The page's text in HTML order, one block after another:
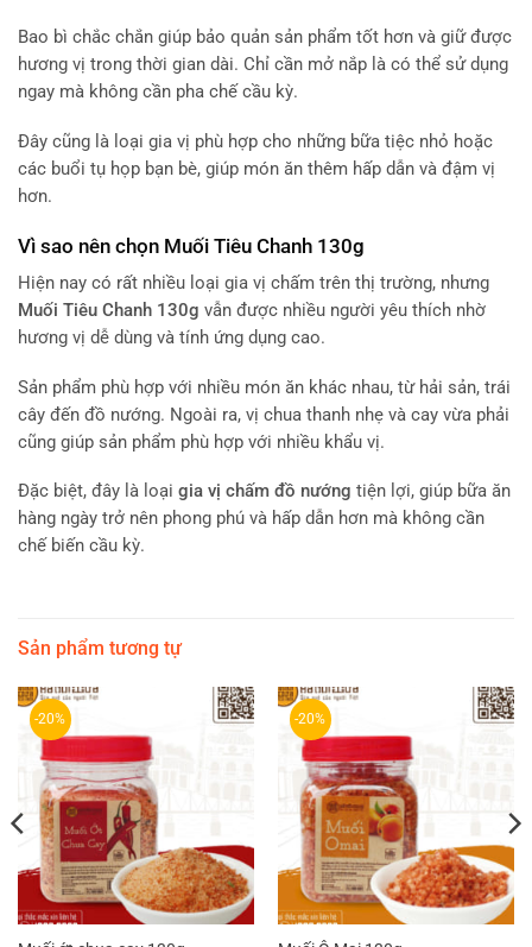
Bao bì chắc chắn giúp bảo quản sản phẩm tốt hơn và giữ được
hương vị trong thời gian dài. Chỉ cần mở nắp là có thể sử dụng
ngay mà không cần pha chế cầu kỳ.
Đây cũng là loại gia vị phù hợp cho những bữa tiệc nhỏ hoặc
các buổi tụ họp bạn bè, giúp món ăn thêm hấp dẫn và đậm vị
hơn.
Vì sao nên chọn Muối Tiêu Chanh 130g
Hiện nay có rất nhiều loại gia vị chấm trên thị trường, nhưng
Muối Tiêu Chanh 130g vẫn được nhiều người yêu thích nhờ
hương vị dễ dùng và tính ứng dụng cao.
Sản phẩm phù hợp với nhiều món ăn khác nhau, từ hải sản, trái
cây đến đồ nướng. Ngoài ra, vị chua thanh nhẹ và cay vừa phải
cũng giúp sản phẩm phù hợp với nhiều khẩu vị.
Đặc biệt, đây là loại gia vị chấm đồ nướng tiện lợi, giúp bữa ăn
hàng ngày trở nên phong phú và hấp dẫn hơn mà không cần
chế biến cầu kỳ.
Sản phẩm tương tự
-20% -20%